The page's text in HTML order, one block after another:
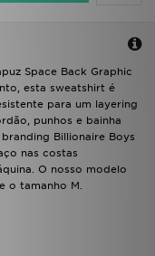
Space Back Graphic
esta sweatshirt é
para um layering
punhos e bainha
Billionaire Boys
nas costas
O nosso modelo
o tamanho M.